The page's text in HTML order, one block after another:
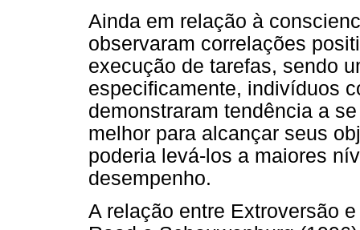
Ainda em relação à
observaram correlações
execução de tarefas, sendo
especificamente, indivíduos
demonstraram tendência a
melhor para alcançar seus
poderia levá-los a maiores
desempenho.
A relação entre Extroversão